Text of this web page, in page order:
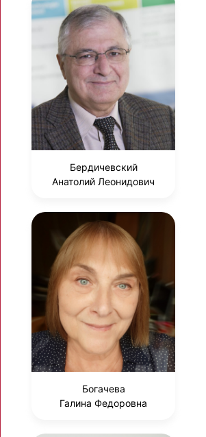
Бердичевский
Анатолий Леонидович
Богачева
Галина Федоровна